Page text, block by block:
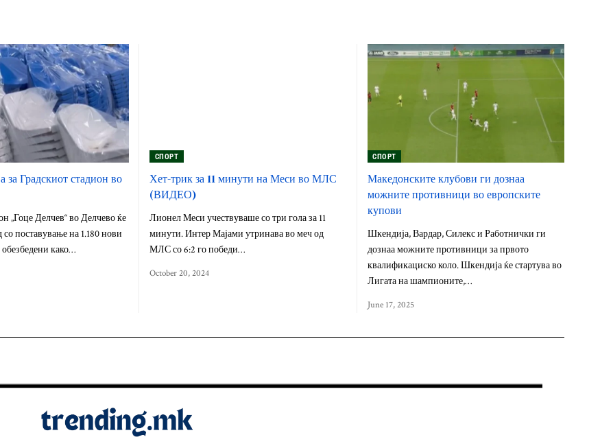
Градскиот стадион во
„Гоце Делчев“ во Делчево ќе
со поставување на 1.180 нови
како…
СПОРТ
Хет-трик за 11 минути на Меси во МЛС
(ВИДЕО)
Лионел Меси учествуваше со три гола за 11
минути. Интер Мајами утринава во меч од
МЛС со 6:2 го победи…
October 20, 2024
СПОРТ
Македонските клубови ги дознаа
можните противници во европските
купови
Шкендија, Вардар, Силекс и Работнички ги
дознаа можните противници за првото
квалификациско коло. Шкендија ќе стартува во
Лигата на шампионите,…
June 17, 2025